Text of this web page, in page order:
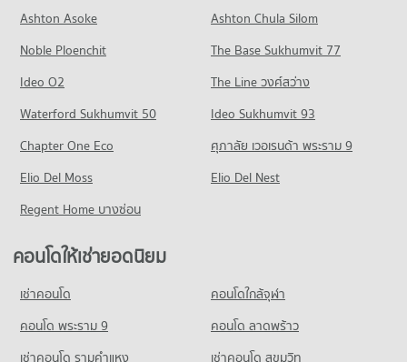
คอนโด วิทยาลัยพยาบาลบรมราชชนนีนนทบุรี
451 โครงการ
คอนโดให้เช่า วิทยาลัยพยาบาลบรมราชชนนีนนทบุรี
มีคอนโดให้เช่า 4,885 ประกาศ
ขายคอนโด วิทยาลัยพยาบาลบรมราชชนนีนนทบุรี
มีคอนโดขาย 2,762 ประกาศ
คอนโด วิทยาลัยนักบริหาร
คอนโดให้เช่า วิทยาลัยนักบริหาร
มีคอนโดให้เช่า 1,841 ประกาศ
ขายคอนโด วิทยาลัยนักบริหาร
มีคอนโดขาย 1,369 ประกาศ
คอนโด รร.สตรีวรนาถบางเขน
ขายคอนโด ตลาดบองมาร์เช่
มีคอนโดขาย 2,334 ประกาศ
198 โครงการ
คอนโดให้เช่า ตลาดประชานิเวศน์ 1
มีคอนโดขาย 2,283 ประกาศ
คอนโด เทสโก้โลตัส ลาดพร้าว
คอนโดให้เช่า เทสโก้โลตัส ลาดพร้าว
มีคอนโดให้เช่า 15,832 ประกาศ
มีคอนโดขาย 6,684 ประกาศ
คอนโดให้เช่า ถนนกรุงเทพฯ-นนทบุรี
มีคอนโดให้เช่า 2,075 ประกาศ
ขายคอนโด ถนนกรุงเทพฯ-นนทบุรี
มีคอนโดขาย 1,332 ประกาศ
คอนโด ถนนรัชดาภิเษก
คอนโดให้เช่า ถนนรัชดาภิเษก
มีคอนโดให้เช่า 29,405 ประกาศ
ขายคอนโด ถนนรัชดาภิเษก
มีคอนโดขาย 11,208 ประกาศ
คอนโด แยกประชานิเวศน์
คอนโดให้เช่า แยกประชานิเวศน์
มีคอนโดให้เช่า 223 ประกาศ
ขายคอนโด แยกประชานิเวศน์
142 โครงการ
คอนโดให้เช่า รพ.เกษมราษฎร์ ประชาชื่น
มีคอนโดขาย 1,879 ประกาศ
คอนโด รพ.นนทเวช
143 โครงการ
คอนโดให้เช่า รพ.นนทเวช
มีคอนโดให้เช่า 1,060 ประกาศ
ขายคอนโด รพ.นนทเวช
มีคอนโดขาย 717 ประกาศ
คอนโด สถาบันบำราศนราดูร
205 โครงการ
คอนโดให้เช่า สถาบันบำราศนราดูร
Ashton Asoke
Ashton Chula Silom
Noble Ploenchit
The Base Sukhumvit 77
Ideo O2
The Line วงศ์สว่าง
Waterford Sukhumvit 50
Ideo Sukhumvit 93
Chapter One Eco
ศุภาลัย เวอเรนด้า พระราม 9
Elio Del Moss
Elio Del Nest
Regent Home บางซ่อน
คอนโดให้เช่ายอดนิยม
เช่าคอนโด
คอนโดใกล้จุฬา
คอนโด พระราม 9
คอนโด ลาดพร้าว
เช่าคอนโด รามคําแหง
เช่าคอนโด สุขุมวิท